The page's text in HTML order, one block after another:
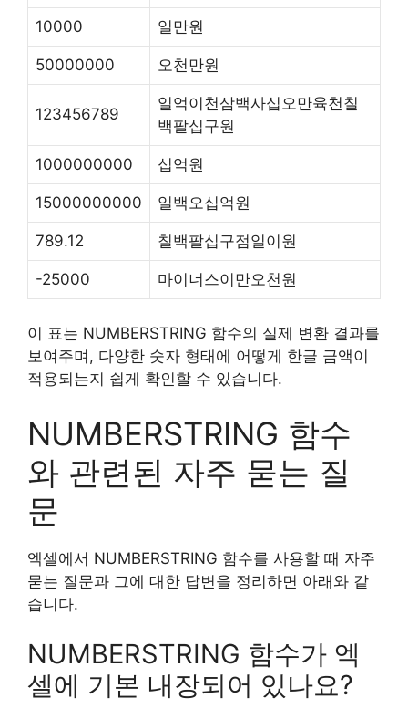
10000 일만원
50000000 오천만원
123456789
일억이천삼백사십오만육천칠
백팔십구원
1000000000 십억원
15000000000 일백오십억원
789.12 칠백팔십구점일이원
-25000 마이너스이만오천원
이 표는 NUMBERSTRING 함수의 실제 변환 결과를
보여주며, 다양한 숫자 형태에 어떻게 한글 금액이
적용되는지 쉽게 확인할 수 있습니다.
NUMBERSTRING 함수
와 관련된 자주 묻는 질
문
엑셀에서 NUMBERSTRING 함수를 사용할 때 자주
묻는 질문과 그에 대한 답변을 정리하면 아래와 같
습니다.
NUMBERSTRING 함수가 엑
셀에 기본 내장되어 있나요?